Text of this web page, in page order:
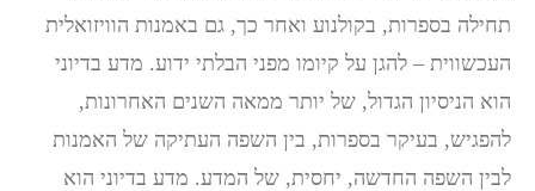
תחילה בספרות, בקולנוע ואחר כך, גם באמנות הוויזואלית
העכשווית – להגן על קיומו מפני הבלתי ידוע. מדע בדיוני
הוא הניסיון הגדול, של יותר ממאה השנים האחרונות,
להפגיש, בעיקר בספרות, בין השפה העתיקה של האמנות
לבין השפה החדשה, יחסית, של המדע. מדע בדיוני הוא